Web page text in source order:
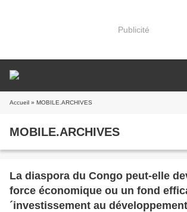
Publicité
Accueil » MOBILE.ARCHIVES
MOBILE.ARCHIVES
La diaspora du Congo peut-elle
force économique ou un fond
´investissement au